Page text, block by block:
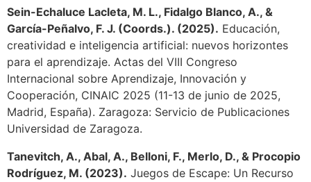
Sein-Echaluce Lacleta, M. L., Fidalgo Blanco, A., &
García-Peñalvo, F. J. (Coords.). (2025). Educación,
creatividad e inteligencia artificial: nuevos horizontes
para el aprendizaje. Actas del VIII Congreso
Internacional sobre Aprendizaje, Innovación y
Cooperación, CINAIC 2025 (11-13 de junio de 2025,
Madrid, España). Zaragoza: Servicio de Publicaciones
Universidad de Zaragoza.
Tanevitch, A., Abal, A., Belloni, F., Merlo, D., & Procopio
Rodríguez, M. (2023). Juegos de Escape: Un Recurso